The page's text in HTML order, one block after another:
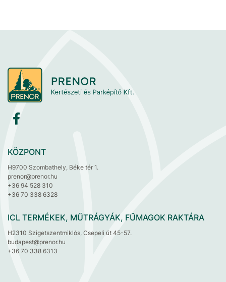
KÖZPONT
H9700 Szombathely, Béke tér 1.
prenor@prenor.hu
+36 94 528 310
+36 70 338 6328
ICL TERMÉKEK, MŰTRÁGYÁK, FŰMAGOK RAKTÁRA
H2310 Szigetszentmiklós, Csepeli út 45-57.
budapest@prenor.hu
+36 70 338 6313